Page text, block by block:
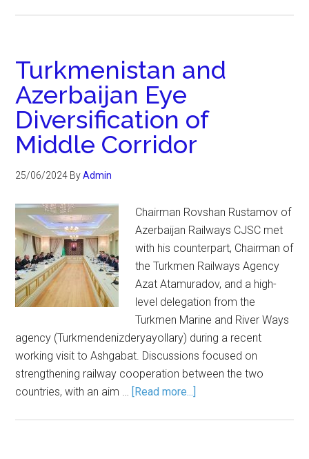
Turkmenistan and
Azerbaijan Eye
Diversification of
Middle Corridor
25/06/2024 ByAdmin
Chairman Rovshan Rustamov of
Azerbaijan Railways CJSC met
with his counterpart, Chairman of
the Turkmen Railways Agency
Azat Atamuradov, and a high-
level delegation from the
Turkmen Marine and River Ways
agency (Turkmendenizderyayollary) during a recent
working visit to Ashgabat. Discussions focused on
strengthening railway cooperation between the two
countries, with an aim … [Read more...]